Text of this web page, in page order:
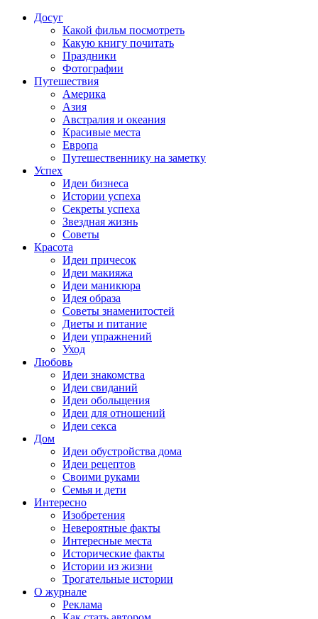
Досуг
Какой фильм посмотреть
Какую книгу почитать
Праздники
Фотографии
Путешествия
Америка
Азия
Австралия и океания
Красивые места
Европа
Путешественнику на заметку
Успех
Идеи бизнеса
Истории успеха
Секреты успеха
Звездная жизнь
Советы
Красота
Идеи причесок
Идеи макияжа
Идеи маникюра
Идея образа
Советы знаменитостей
Диеты и питание
Идеи упражнений
Уход
Любовь
Идеи знакомства
Идеи свиданий
Идеи обольщения
Идеи для отношений
Идеи секса
Дом
Идеи обустройства дома
Идеи рецептов
Своими руками
Семья и дети
Интересно
Изобретения
Невероятные факты
Интересные места
Исторические факты
Истории из жизни
Трогательные истории
О журнале
Реклама